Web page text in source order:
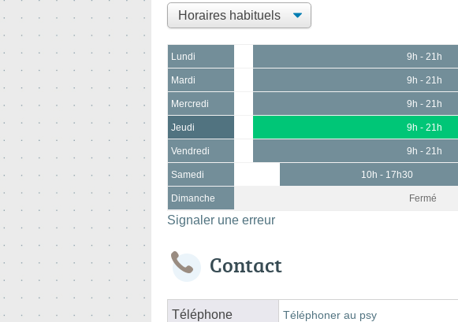
Lundi 9h - 21h
Mardi 9h - 21h
Mercredi 9h - 21h
Jeudi 9h - 21h
Vendredi 9h - 21h
Samedi 10h - 17h30
Dimanche Fermé
Signaler une erreur
Contact
Téléphone Téléphoner au psy